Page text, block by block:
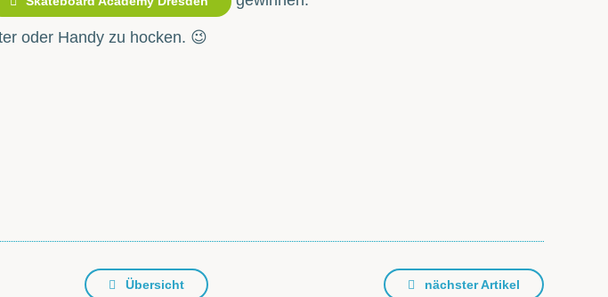
oder Handy zu hocken. 😉
Übersicht nächster Artikel